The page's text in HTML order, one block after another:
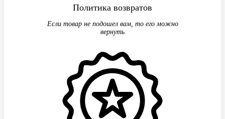
Политика возвратов
Если товар не подошел вам, то его можно
вернуть